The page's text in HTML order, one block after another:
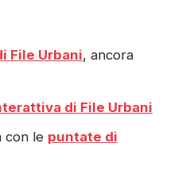
File Urbani, ancora
di File Urbani
con le puntate di